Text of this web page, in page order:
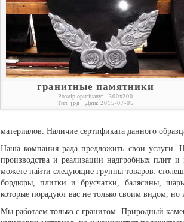
гранитные памятники
Розмір оригіналу: 300x200
Тип: jpg Дата: 2015-07-05
материалов. Наличие сертификата данного
Наша компания рада предложить свои
производства и реализации надгробных плит
можете найти следующие группы товаров:
бордюры, плитки и брусчатки, балясины,
которые порадуют вас не только своим видом,
Мы работаем только с гранитом. Природный